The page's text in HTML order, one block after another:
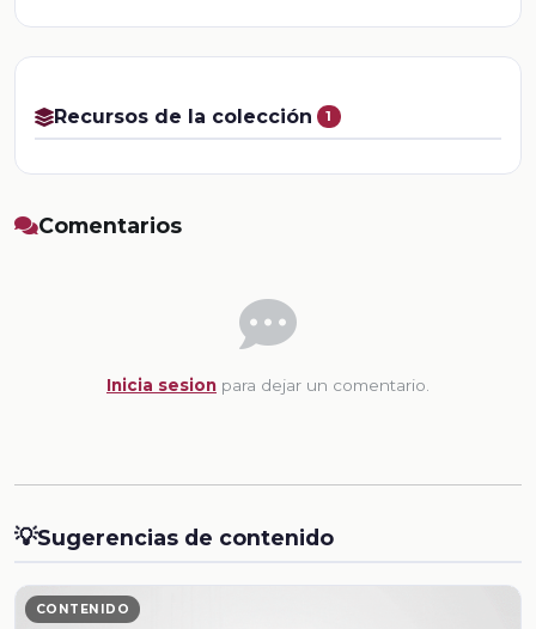
Recursos de la colección 1
Comentarios
Inicia sesion para dejar un comentario.
💡Sugerencias de contenido
CONTENIDO